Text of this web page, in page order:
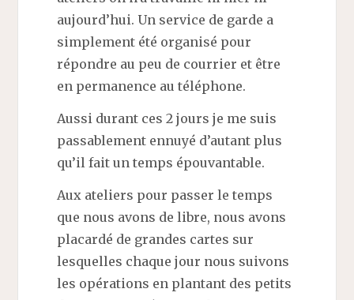
aujourd’hui. Un service de garde a
simplement été organisé pour
répondre au peu de courrier et être
en permanence au téléphone.
Aussi durant ces 2 jours je me suis
passablement ennuyé d’autant plus
qu’il fait un temps épouvantable.
Aux ateliers pour passer le temps
que nous avons de libre, nous avons
placardé de grandes cartes sur
lesquelles chaque jour nous suivons
les opérations en plantant des petits